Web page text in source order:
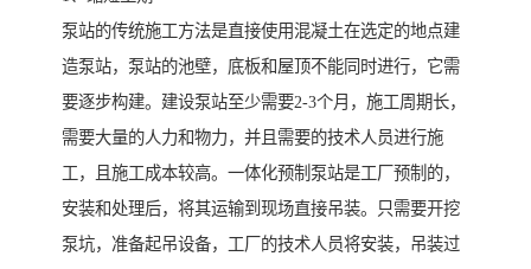
泵站的传统施工方法是直接使用混凝土在选定的地点建
造泵站，泵站的池壁，底板和屋顶不能同时进行，它需
要逐步构建。建设泵站至少需要2-3个月，施工周期长，
需要大量的人力和物力，并且需要的技术人员进行施
工，且施工成本较高。一体化预制泵站是工厂预制的，
安装和处理后，将其运输到现场直接吊装。只需要开挖
泵坑，准备起吊设备，工厂的技术人员将安装，吊装过